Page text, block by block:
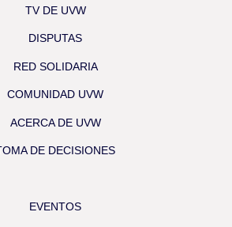
TV DE UVW
DISPUTAS
RED SOLIDARIA
COMUNIDAD UVW
ACERCA DE UVW
DE DECISIONES
EVENTOS